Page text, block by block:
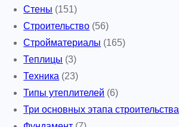
Стены (151)
Строительство (56)
Стройматериалы (165)
Теплицы (3)
Техника (23)
Типы утеплителей (6)
Три основных этапа строительства